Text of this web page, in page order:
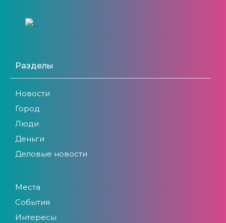
Разделы
Новости
Город
Люди
Деньги
Деловые новости
Места
События
Интересы